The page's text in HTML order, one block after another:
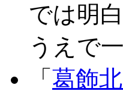
では明
うえで
「 葛飾